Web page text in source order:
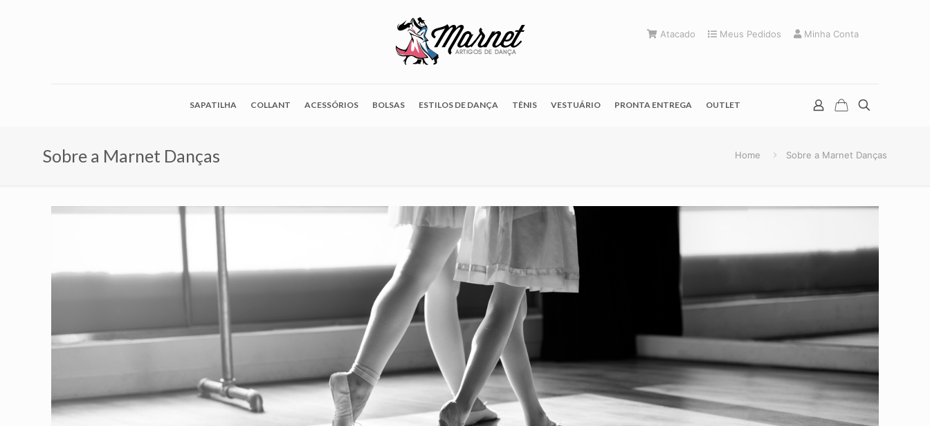
SAPATILHA COLLANT ACESSÓRIOS BOLSAS ESTILOS DE DANÇA TÊNIS VESTUÁRIO PRONTA ENTREGA OUTLET
Atacado Meus Pedidos Minha Conta
Sobre a Marnet Danças Home Sobre a Marnet Danças